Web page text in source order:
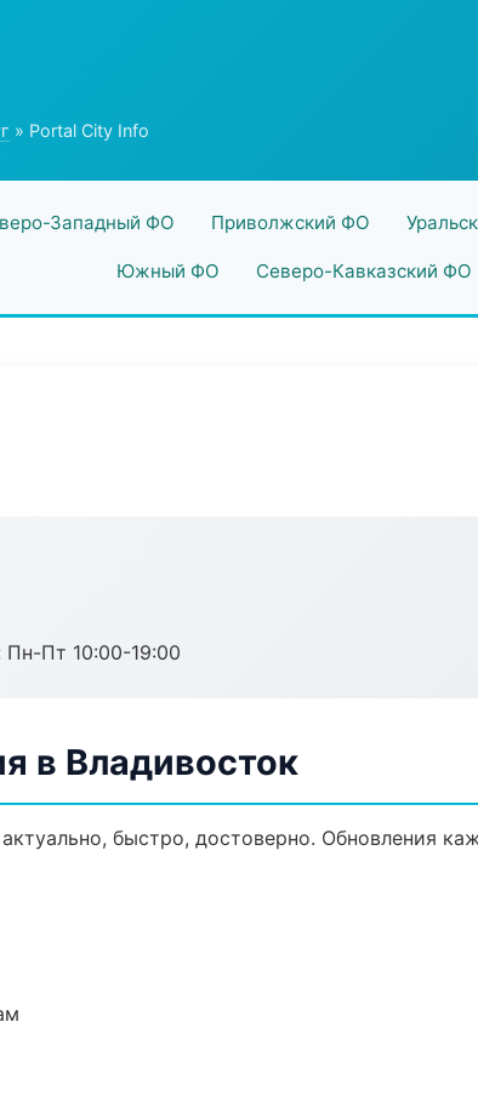
» Portal City Info
Западный ФО Приволжский ФО
Южный ФО Северо-Кавказский ФО
Пн-Пт 10:00-19:00
в Владивосток
быстро, достоверно. Обновления